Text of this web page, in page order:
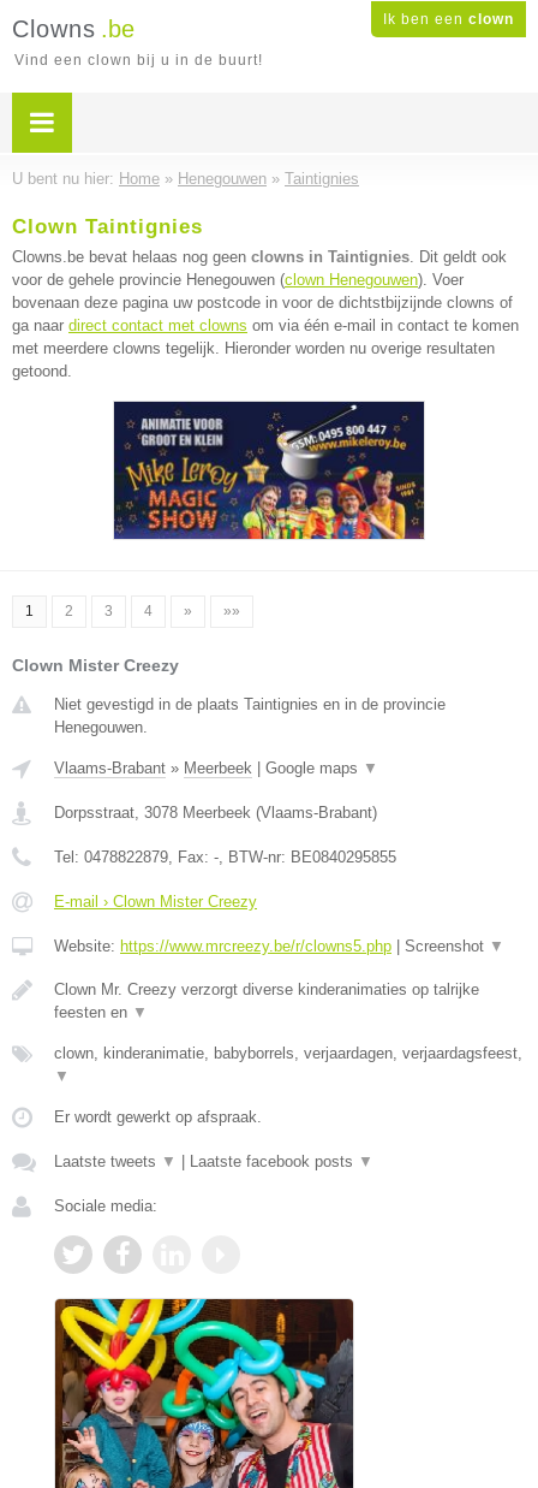
Ik ben een clown
Clowns .be
Vind een clown bij u in de buurt!
U bent nu hier: Home » Henegouwen » Taintignies
Clown Taintignies
Clowns.be bevat helaas nog geen clowns in Taintignies. Dit geldt ook
voor de gehele provincie Henegouwen (clown Henegouwen). Voer
bovenaan deze pagina uw postcode in voor de dichtstbijzijnde clowns of
ga naar direct contact met clowns om via één e-mail in contact te komen
met meerdere clowns tegelijk. Hieronder worden nu overige resultaten
getoond.
1 2 3 4 » »»
Clown Mister Creezy
Niet gevestigd in de plaats Taintignies en in de provincie
Henegouwen.
Vlaams-Brabant » Meerbeek Google maps ▼
Dorpsstraat, 3078 Meerbeek (Vlaams-Brabant)
Tel: 0478822879, Fax: -, BTW-nr: BE0840295855
E-mail › Clown Mister Creezy
Website: https://www.mrcreezy.be/r/clowns5.php Screenshot ▼
Clown Mr. Creezy verzorgt diverse kinderanimaties op talrijke
feesten en ▼
clown, kinderanimatie, babyborrels, verjaardagen, verjaardagsfeest,
▼
Er wordt gewerkt op afspraak.
Laatste tweets ▼ Laatste facebook posts ▼
Sociale media: